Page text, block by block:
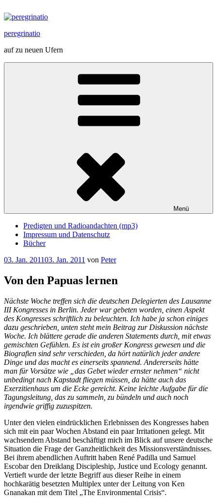
Inhalt
peregrinatio
auf zu neuen Ufern
Menü
Predigten und Radioandachten (mp3)
Impressum und Datenschutz
Bücher
Veröffentlicht
03. Jan. 201103. Jan. 2011 von Peter
Von den Papuas lernen
Nächste Woche treffen sich die deutschen Delegierten des Lausanne
III Kongresses in Berlin. Jeder war gebeten worden, einen Aspekt
des Kongresses schriftlich zu beleuchten. Ich habe ja schon einiges
dazu geschrieben, unten steht mein Beitrag zur Diskussion nächste
Woche. Ich blättere gerade die anderen Statements durch, mit etwas
gemischten Gefühlen. Es ist ein großer Kongress gewesen und die
Biografien sind sehr verschieden, da hört natürlich jeder andere
Dinge und das macht es einerseits spannend. Andererseits hätte
man für Vorsätze wie „das Gebet wieder ernster nehmen“ nicht
unbedingt nach Kapstadt fliegen müssen, da hätte auch das
Exerzitienhaus um die Ecke gereicht. Keine leichte Aufgabe für die
Tagungsleitung, das zu sammeln, zu bündeln und auch noch
irgendwie griffig zuzuspitzen.
Unter den vielen eindrücklichen Erlebnissen des Kongresses haben
sich mit ein paar Wochen Abstand ein paar Irritationen gelegt. Mit
wachsendem Abstand beschäftigt mich im Blick auf unsere deutsche
Situation die Frage der Ganzheitlichkeit des Missionsverständnisses.
Bei ihrem abendlichen Auftritt haben René Padilla und Samuel
Escobar den Dreiklang Discipleship, Justice und Ecology genannt.
Vertieft wurde der letzte Begriff aus dieser Reihe in einem
hochkarätig besetzten Multiplex unter der Leitung von Ken
Gnanakan mit dem Titel „The Environmental Crisis“.